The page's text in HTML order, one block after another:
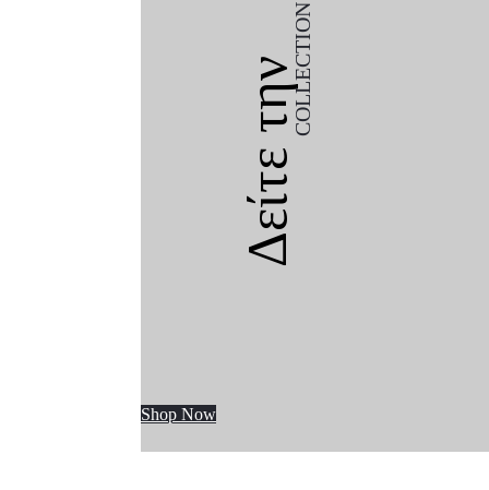
Δείτε τηνCOLLECTION
Shop Now